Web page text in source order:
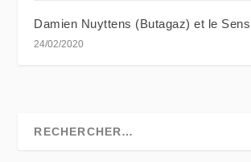
Damien Nuyttens (Butagaz) et le
24/02/2020